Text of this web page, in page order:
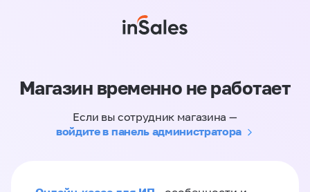
Магазин временно не работает
Если вы сотрудник магазина —
войдите в панель администратора